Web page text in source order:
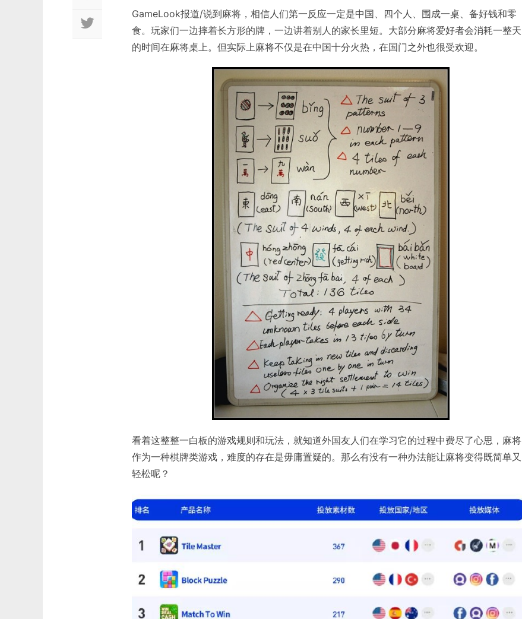
GameLook报道/说到麻将，相信人们第一反应一定是中国、四个人、围成一桌、备好钱和零
食。玩家们一边摔着长方形的牌，一边讲着别人的家长里短。大部分麻将爱好者会消耗一整天
的时间在麻将桌上。但实际上麻将不仅是在中国十分火热，在国门之外也很受欢迎。
看着这整整一白板的游戏规则和玩法，就知道外国友人们在学习它的过程中费尽了心思，麻将
作为一种棋牌类游戏，难度的存在是毋庸置疑的。那么有没有一种办法能让麻将变得既简单又
轻松呢？